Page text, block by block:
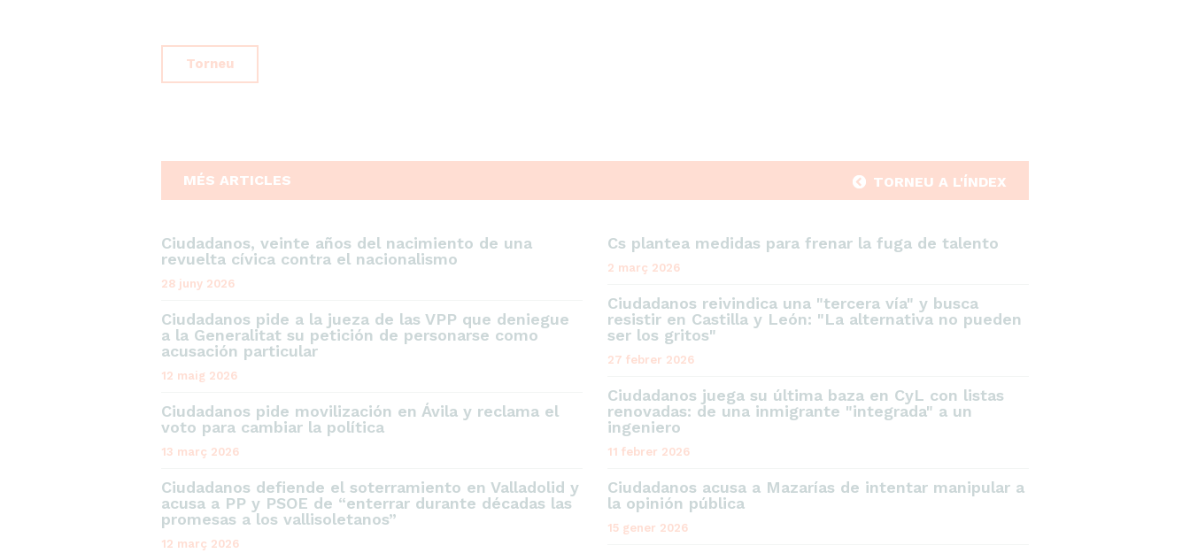
Torneu
MÉS ARTICLES TORNEU A L'ÍNDEX
Ciudadanos, veinte años del nacimiento de una
revuelta cívica contra el nacionalismo
28 juny 2026
Ciudadanos pide a la jueza de las VPP que deniegue
a la Generalitat su petición de personarse como
acusación particular
12 maig 2026
Ciudadanos pide movilización en Ávila y reclama el
voto para cambiar la política
13 març 2026
Ciudadanos defiende el soterramiento en Valladolid y
acusa a PP y PSOE de “enterrar durante décadas las
promesas a los vallisoletanos”
12 març 2026
Cs plantea medidas para frenar la fuga de talento
2 març 2026
Ciudadanos reivindica una "tercera vía" y busca
resistir en Castilla y León: "La alternativa no pueden
ser los gritos"
27 febrer 2026
Ciudadanos juega su última baza en CyL con listas
renovadas: de una inmigrante "integrada" a un
ingeniero
11 febrer 2026
Ciudadanos acusa a Mazarías de intentar manipular a
la opinión pública
15 gener 2026